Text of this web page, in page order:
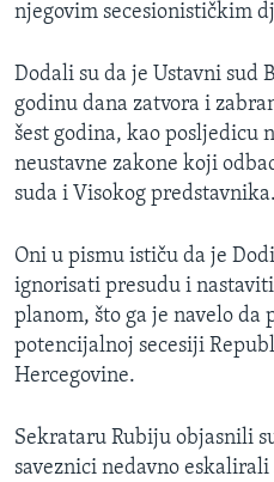
njegovim secesionističkim
Dodali su da je Ustavni sud
godinu dana zatvora i
šest godina, kao posljedicu
neustavne zakone koji
suda i Visokog predstavnika.
Oni u pismu ističu da je
ignorisati presudu i
planom, što ga je navelo da
potencijalnoj secesiji
Hercegovine.
Sekrataru Rubiju objasnili
saveznici nedavno